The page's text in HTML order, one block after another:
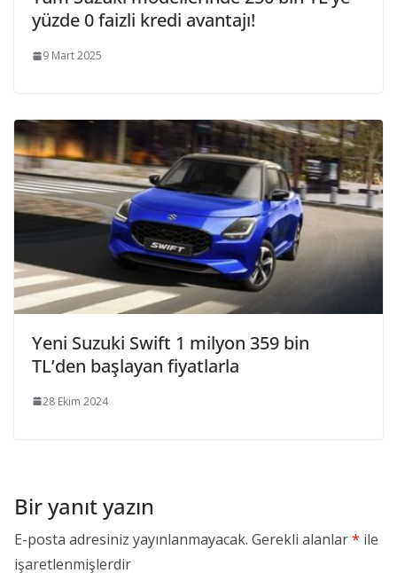
yüzde 0 faizli kredi avantajı!
9 Mart 2025
Yeni Suzuki Swift 1 milyon 359 bin
TL’den başlayan fiyatlarla
28 Ekim 2024
Bir yanıt yazın
E-posta adresiniz yayınlanmayacak. Gerekli alanlar* ile
işaretlenmişlerdir